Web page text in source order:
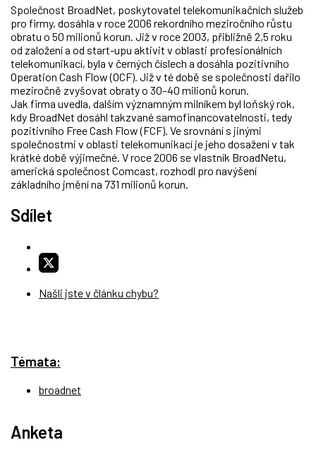
Společnost BroadNet, poskytovatel telekomunikačních služeb
pro firmy, dosáhla v roce 2006 rekordního meziročního růstu
obratu o 50 milionů korun. Již v roce 2003, přibližně 2,5 roku
od založení a od start-upu aktivit v oblasti profesionálních
telekomunikací, byla v černých číslech a dosáhla pozitivního
Operation Cash Flow (OCF). Již v té době se společnosti dařilo
meziročně zvyšovat obraty o 30–40 milionů korun.
Jak firma uvedla, dalším významným milníkem byl loňský rok,
kdy BroadNet dosáhl takzvané samofinancovatelnosti, tedy
pozitivního Free Cash Flow (FCF). Ve srovnání s jinými
společnostmi v oblasti telekomunikací je jeho dosažení v tak
krátké době výjimečné. V roce 2006 se vlastník BroadNetu,
americká společnost Comcast, rozhodl pro navýšení
základního jmění na 731 milionů korun.
Sdílet
Našli jste v článku chybu?
Témata:
broadnet
Anketa